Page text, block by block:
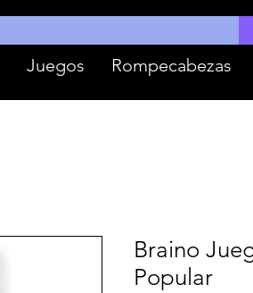
Juegos Rompecabezas
Braino
Popular